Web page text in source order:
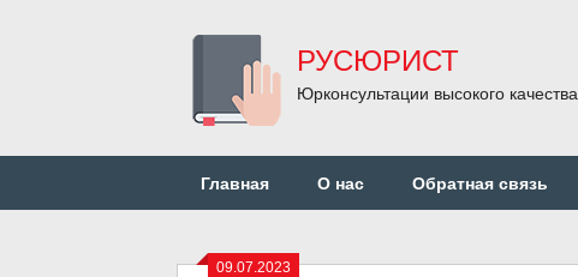
РУСЮРИСТ
Юрконсультации высокого качества
Главная О нас Обратная связь
09.07.2023